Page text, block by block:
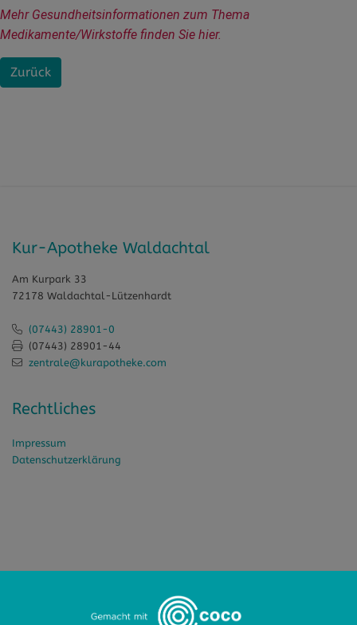
Zurück
Mehr Gesundheitsinformationen zum Thema
Medikamente/Wirkstoffe finden Sie hier.
Kur-Apotheke Waldachtal
Am Kurpark 33
72178 Waldachtal-Lützenhardt
(07443) 28901-0
(07443) 28901-44
zentrale@kurapotheke.com
Rechtliches
Impressum
Datenschutzerklärung